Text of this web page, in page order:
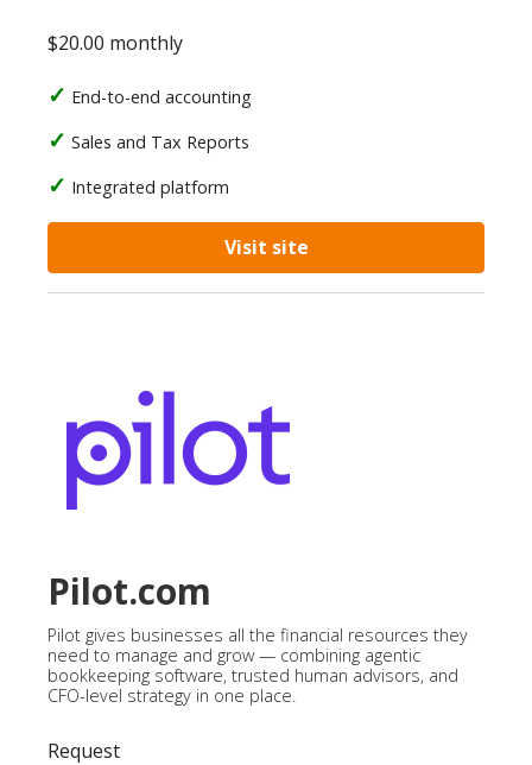
$20.00 monthly
End-to-end accounting
Sales and Tax Reports
Integrated platform
Visit site
Pilot.com
Pilot gives businesses all the financial resources they
need to manage and grow — combining agentic
bookkeeping software, trusted human advisors, and
CFO-level strategy in one place.
Request